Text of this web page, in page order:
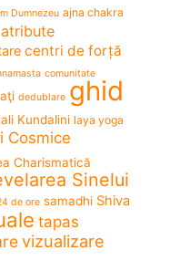
Dumnezeu ajna chakra
atribute
centri de forță
comunitate
dedublare ghid
Kundalini laya yoga
Cosmice
Charismatică
Sinelui
de ore samadhi Shiva
tapas
vizualizare